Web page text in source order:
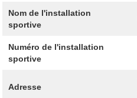
Nom de l'installation
sportive
Numéro de l'installation
sportive
Adresse